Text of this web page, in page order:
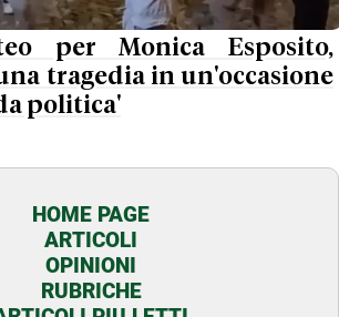
per Monica Esposito,
tragedia in un'occasione
politica'
HOME PAGE
ARTICOLI
OPINIONI
RUBRICHE